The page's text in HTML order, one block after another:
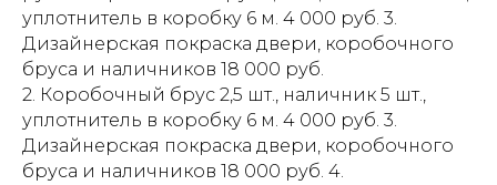
уплотнитель в коробку 6 м. 4 000 руб. 3.
Дизайнерская покраска двери, коробочного
бруса и наличников 18 000 руб.
2. Коробочный брус 2,5 шт., наличник 5 шт.,
уплотнитель в коробку 6 м. 4 000 руб. 3.
Дизайнерская покраска двери, коробочного
бруса и наличников 18 000 руб. 4.